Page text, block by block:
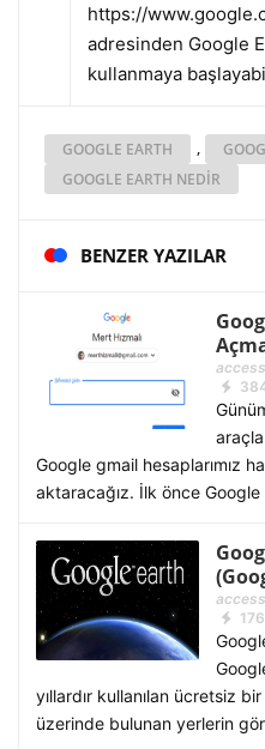
https://
adresinden Google
kullanmaya
GOOGLE EARTH ,
GOOGLE EARTH NEDIR
BENZER YAZILAR
Google gmail hesaplarımız
aktaracağız. İlk önce Google
yıllardır kullanılan ücretsiz
üzerinde bulunan yerlerin